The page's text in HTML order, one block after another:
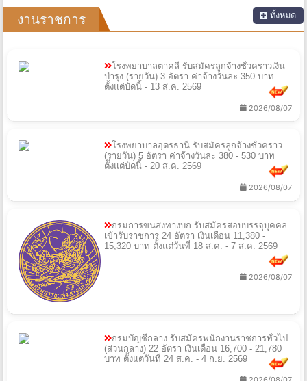
งานราชการผ่าน ก.พ.
งานราชการ ทั้งหมด
โรงพยาบาลตาคลี รับสมัครลูกจ้างชั่วคราวเงิน
บํารุง (รายวัน) 3 อัตรา ค่าจ้างวันละ 350 บาท
2026/08/07
โรงพยาบาลอุดรธานี รับสมัครลูกจ้างชั่วคราว
(รายวัน) 5 อัตรา ค่าจ้างวันละ 380 - 530 บาท
2026/08/07
กรมการขนส่งทางบก รับสมัครสอบบรรจุบุคคล
เข้ารับราชการ 24 อัตรา เงินเดือน 11,380 -
15,320 บาท ตั้งแต่วันที่ 18 ส.ค. - 7 ส.ค. 2569
กรมบัญชีกลาง รับสมัครพนักงานราชการทั่วไป
(ส่วนกลาง) 22 อัตรา เงินเดือน 16,700 - 21,780
บาท ตั้งแต่วันที่ 24 ส.ค. - 4 ก.ย. 2569